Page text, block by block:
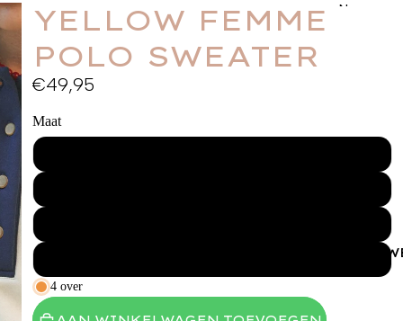
N
WEAR
YELLOW FEMME
POLO SWEATER
€49,95
Maat
4 over